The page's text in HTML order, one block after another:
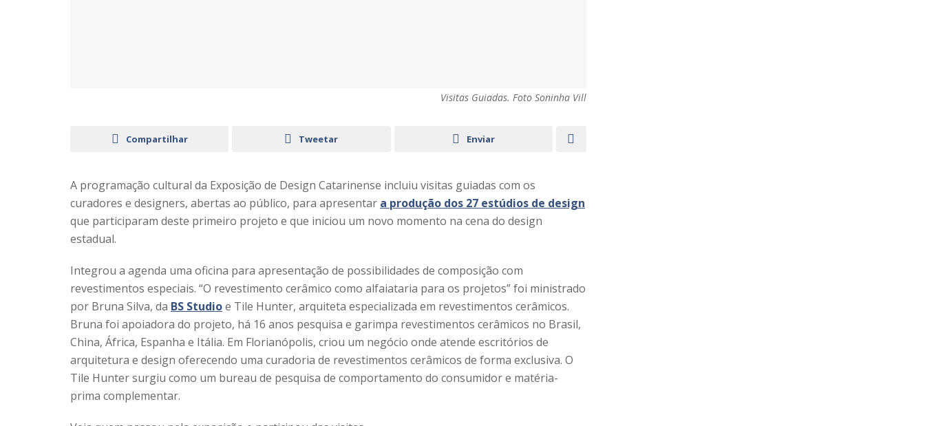
Visitas Guiadas. Foto Soninha Vill
Compartilhar Tweetar Enviar
A programação cultural da Exposição de Design Catarinense incluiu visitas guiadas com os
curadores e designers, abertas ao público, para apresentar a produção dos 27 estúdios de design
que participaram deste primeiro projeto e que iniciou um novo momento na cena do design
estadual.
Integrou a agenda uma oficina para apresentação de possibilidades de composição com
revestimentos especiais. “O revestimento cerâmico como alfaiataria para os projetos” foi ministrado
por Bruna Silva, da BS Studioe Tile Hunter, arquiteta especializada em revestimentos cerâmicos.
Bruna foi apoiadora do projeto, há 16 anos pesquisa e garimpa revestimentos cerâmicos no Brasil,
China, África, Espanha e Itália. Em Florianópolis, criou um negócio onde atende escritórios de
arquitetura e design oferecendo uma curadoria de revestimentos cerâmicos de forma exclusiva. O
Tile Hunter surgiu como um bureau de pesquisa de comportamento do consumidor e matéria-
prima complementar.